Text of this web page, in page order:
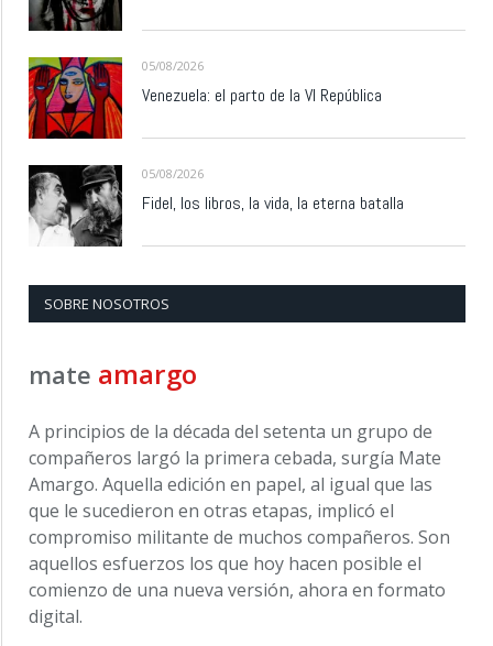
05/08/2026
Venezuela: el parto de la VI República
05/08/2026
Fidel, los libros, la vida, la eterna batalla
SOBRE NOSOTROS
mate amargo
A principios de la década del setenta un grupo de
compañeros largó la primera cebada, surgía Mate
Amargo. Aquella edición en papel, al igual que las
que le sucedieron en otras etapas, implicó el
compromiso militante de muchos compañeros. Son
aquellos esfuerzos los que hoy hacen posible el
comienzo de una nueva versión, ahora en formato
digital.